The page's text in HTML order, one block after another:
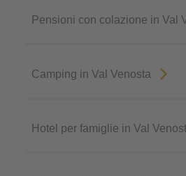
Pensioni con colazione in Val
Camping in Val Venosta
Hotel per famiglie in Val